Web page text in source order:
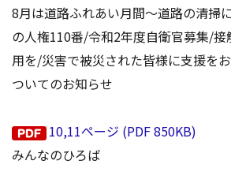
8月は道路ふれあい月間～道路の清掃
の人権110番/令和2年度自衛官募集/接
用を/災害で被災された皆様に支援を
ついてのお知らせ
10,11ページ (PDF 850KB)
みんなのひろば